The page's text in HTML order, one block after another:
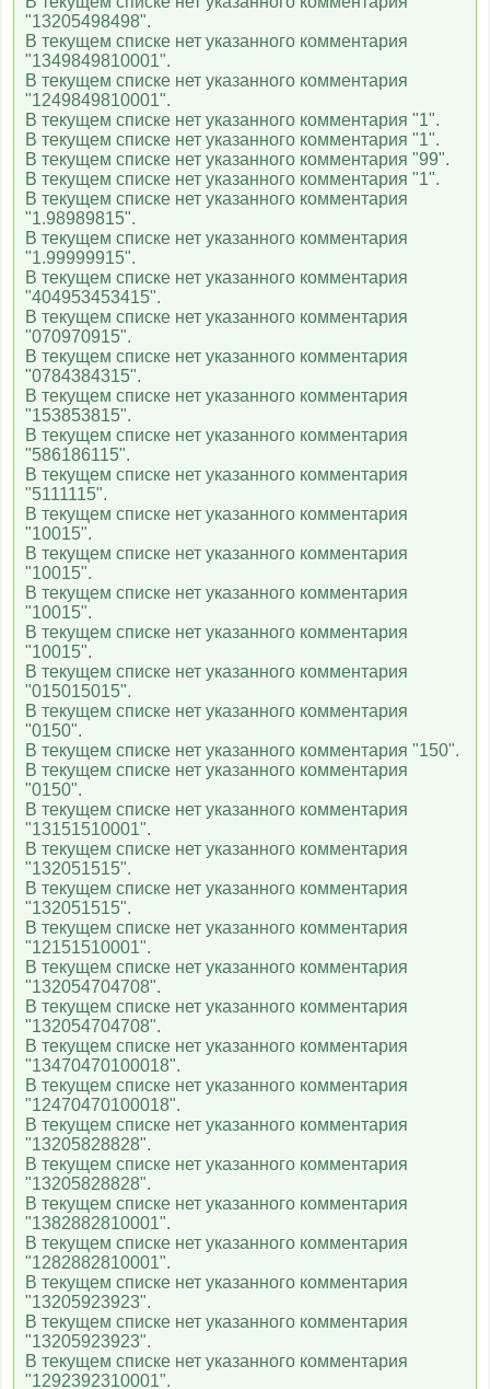
"13205498498".
В текущем списке нет указанного комментария
"1349849810001".
В текущем списке нет указанного комментария
"1249849810001".
В текущем списке нет указанного комментария "1".
В текущем списке нет указанного комментария "1".
В текущем списке нет указанного комментария "99".
В текущем списке нет указанного комментария "1".
В текущем списке нет указанного комментария
"1.98989815".
В текущем списке нет указанного комментария
"1.99999915".
В текущем списке нет указанного комментария
"404953453415".
В текущем списке нет указанного комментария
"070970915".
В текущем списке нет указанного комментария
"0784384315".
В текущем списке нет указанного комментария
"153853815".
В текущем списке нет указанного комментария
"586186115".
В текущем списке нет указанного комментария
"5111115".
В текущем списке нет указанного комментария
"10015".
В текущем списке нет указанного комментария
"10015".
В текущем списке нет указанного комментария
"10015".
В текущем списке нет указанного комментария
"10015".
В текущем списке нет указанного комментария
"015015015".
В текущем списке нет указанного комментария
"0150".
В текущем списке нет указанного комментария "150".
В текущем списке нет указанного комментария
"0150".
В текущем списке нет указанного комментария
"13151510001".
В текущем списке нет указанного комментария
"132051515".
В текущем списке нет указанного комментария
"132051515".
В текущем списке нет указанного комментария
"12151510001".
В текущем списке нет указанного комментария
"132054704708".
В текущем списке нет указанного комментария
"132054704708".
В текущем списке нет указанного комментария
"13470470100018".
В текущем списке нет указанного комментария
"12470470100018".
В текущем списке нет указанного комментария
"13205828828".
В текущем списке нет указанного комментария
"13205828828".
В текущем списке нет указанного комментария
"1382882810001".
В текущем списке нет указанного комментария
"1282882810001".
В текущем списке нет указанного комментария
"13205923923".
В текущем списке нет указанного комментария
"13205923923".
В текущем списке нет указанного комментария
"1292392310001".